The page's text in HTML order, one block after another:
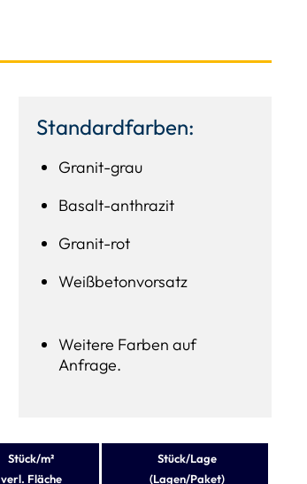
Standardfarben:
Granit-grau
Basalt-anthrazit
Granit-rot
Weißbetonvorsatz
Weitere Farben auf
Anfrage.
Stück/m²
verl. Fläche
Stück/Lage
(Lagen/Paket)